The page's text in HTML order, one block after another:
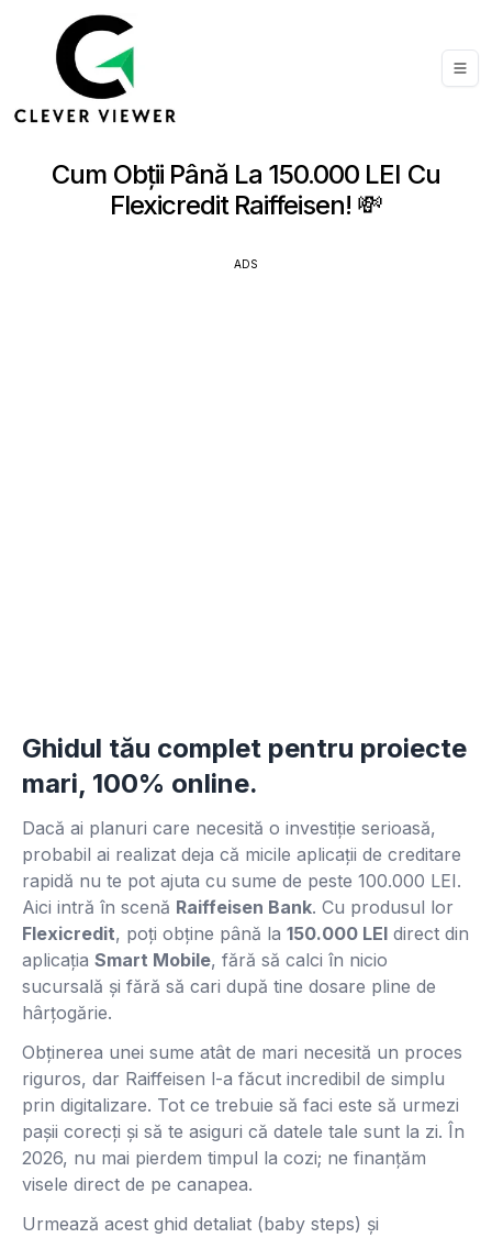
Cum Obții Până La 150.000 LEI Cu
Flexicredit Raiffeisen! 💸
ADS
Ghidul tău complet pentru proiecte
mari, 100% online.
Dacă ai planuri care necesită o investiție serioasă,
probabil ai realizat deja că micile aplicații de creditare
rapidă nu te pot ajuta cu sume de peste 100.000 LEI.
Aici intră în scenă Raiffeisen Bank. Cu produsul lor
Flexicredit, poți obține până la 150.000 LEI direct din
aplicația Smart Mobile, fără să calci în nicio
sucursală și fără să cari după tine dosare pline de
hârțogărie.
Obținerea unei sume atât de mari necesită un proces
riguros, dar Raiffeisen l-a făcut incredibil de simplu
prin digitalizare. Tot ce trebuie să faci este să urmezi
pașii corecți și să te asiguri că datele tale sunt la zi. În
2026, nu mai pierdem timpul la cozi; ne finanțăm
visele direct de pe canapea.
Urmează acest ghid detaliat (baby steps) și